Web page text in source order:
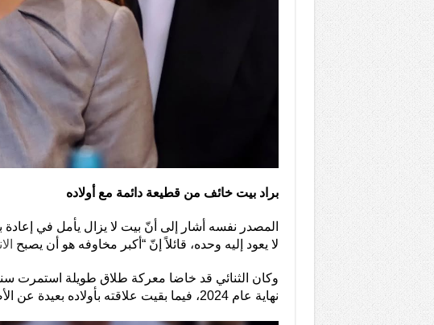
براد بيت خائف من قطيعة دائمة مع أولاده
المصدر نفسه أشار إلى أنّ بيت لا يزال يأمل في إعادة
لا يعود إليه وحده، قائلاً إنّ “أكبر مخاوفه هو أن يصبح
وكان الثنائي قد خاضا معركة طلاق طويلة استمرت
نهاية عام 2024، فيما بقيت علاقته بأولاده بعيدة عن الأضواء في معظم الأحيان.